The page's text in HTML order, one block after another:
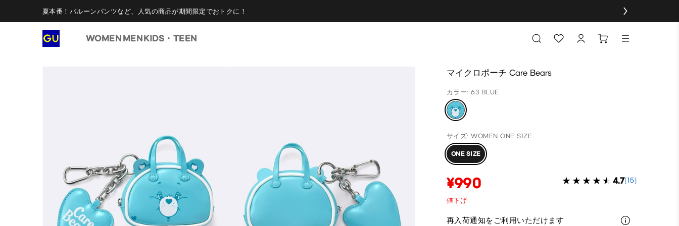
夏本番！バルーンパンツなど、人気の商品が期間限定でおトクに！
WOMEN MENKIDS・TEEN
マイクロポーチ Care Bears
カラー: 63 BLUE
サイズ: WOMEN ONE SIZE
ONE SIZE
¥990 4.7(15)
値下げ
再入荷通知をご利用いただけます